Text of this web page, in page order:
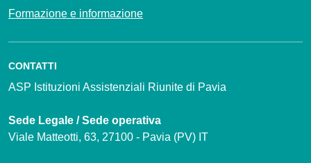
Formazione e informazione
CONTATTI
ASP Istituzioni Assistenziali Riunite di Pavia
Sede Legale / Sede operativa
Viale Matteotti, 63, 27100 - Pavia (PV) IT